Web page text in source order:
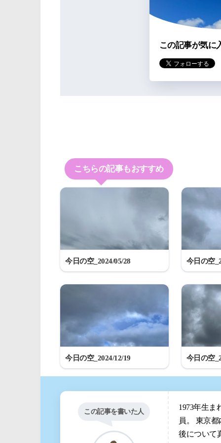
この記事が気に
こちらの記事もおすすめ
今日の空_2024/05/28 今日の空
今日の空_2024/12/19 今日の空
この記事を書いた人
1973年生ま
員。 東京
後について